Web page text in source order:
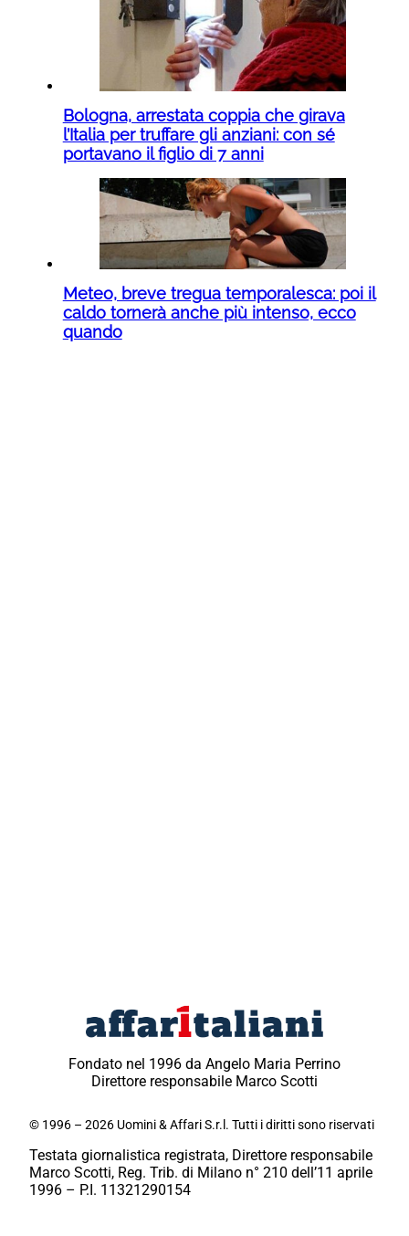
Bologna, arrestata coppia che girava
l’Italia per truffare gli anziani: con sé
portavano il figlio di 7 anni
Meteo, breve tregua temporalesca: poi il
caldo tornerà anche più intenso, ecco
quando
Fondato nel 1996 da Angelo Maria Perrino
Direttore responsabile Marco Scotti
© 1996 – 2026 Uomini & Affari S.r.l. Tutti i diritti sono riservati
Testata giornalistica registrata, Direttore responsabile
Marco Scotti, Reg. Trib. di Milano n° 210 dell’11 aprile
1996 – P.I. 11321290154